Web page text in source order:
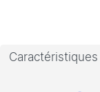
Caractéristiques